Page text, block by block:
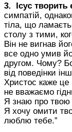
3. Ісус творить
симпатій,
тіла, що
столу з тими,
Він не вигнав
все одно умив
другом. Чому?
від поведінки
Христос каже це
не вважаємо
Я знаю про твою
Я хочу омити
люблю тебе.”